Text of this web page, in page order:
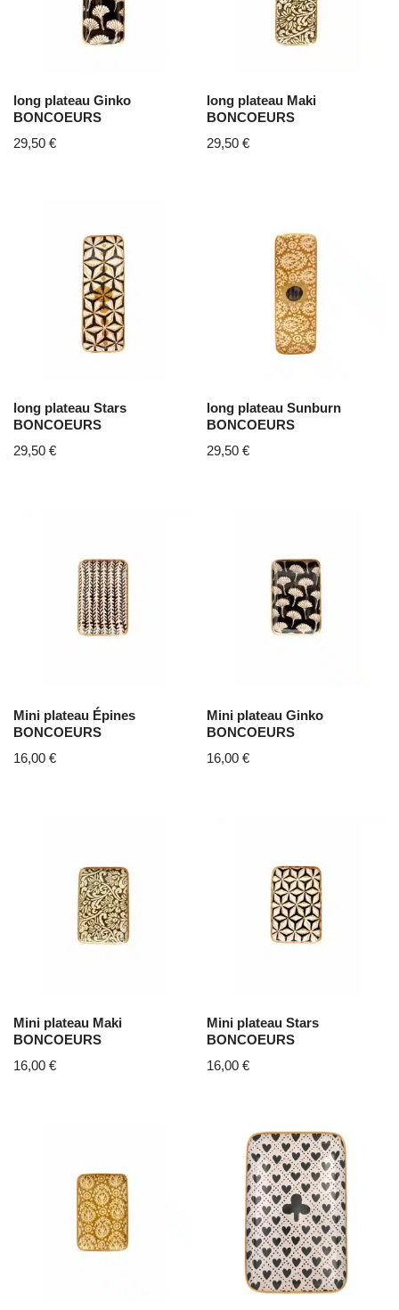
long plateau Ginko
BONCOEURS
29,50 €
long plateau Maki
BONCOEURS
29,50€
long plateau Stars
BONCOEURS
29,50 €
long plateau Sunburn
BONCOEURS
29,50€
Mini plateau Épines
BONCOEURS
16,00 €
Mini plateau Ginko
BONCOEURS
16,00€
Mini plateau Maki
BONCOEURS
16,00 €
Mini plateau Stars
BONCOEURS
16,00€